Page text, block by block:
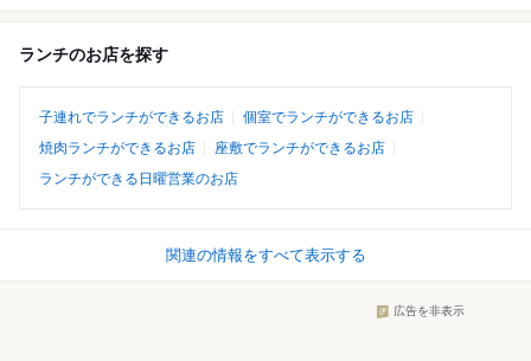
ランチのお店を探す
子連れでランチができるお店
個室でランチができるお店
焼肉ランチができるお店
座敷でランチができるお店
ランチができる日曜営業のお店
関連の情報をすべて表示する
広告を非表示